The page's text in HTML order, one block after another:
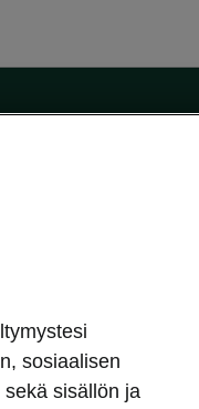
ja hybridit
sosiaalisen
sisällön ja